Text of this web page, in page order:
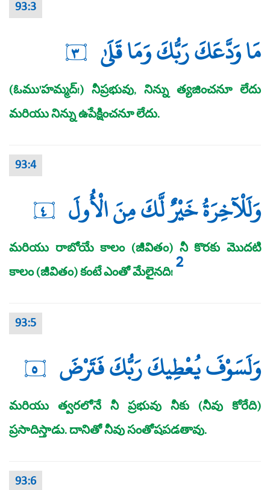
93:3
مَا وَدَّعَكَ رَبُّكَ وَمَا قَلَىٰ ٣
(ఓము'హమ్మద్‌!) నీప్రభువు, నిన్ను త్యజించనూ లేదు
మరియు నిన్ను ఉపేక్షించనూ లేదు.
93:4
وَلَلْآخِرَةُ خَيْرٌ لَّكَ مِنَ الْأُولَ ٤
మరియు రాబోయే కాలం (జీవితం) నీ కొరకు మొదటి
కాలం (జీవితం) కంటే ఎంతో మేలైనది!2
93:5
وَلَسَوْفَ يُعْطِيكَ رَبُّكَ فَتَرْضَ ٥
మరియు త్వరలోనే నీ ప్రభువు నీకు (నీవు కోరేది)
ప్రసాదిస్తాడు. దానితో నీవు సంతోషపడతావు.
93:6